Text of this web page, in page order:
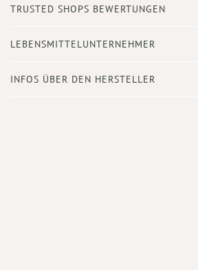
Anfang
Bildergalerie
TRUSTED SHOPS BEWERTUNGEN
LEBENSMITTELUNTERNEHMER
INFOS ÜBER DEN HERSTELLER